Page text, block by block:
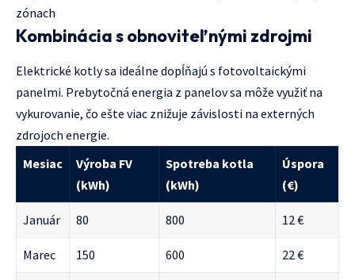
zónach
Kombinácia s obnoviteľnými zdrojmi
Elektrické kotly sa ideálne dopĺňajú s fotovoltaickými
panelmi. Prebytočná energia z panelov sa môže využiť na
vykurovanie, čo ešte viac znižuje závislosti na externých
zdrojoch energie.
Mesiac
Výroba FV
(kWh)
Spotreba kotla
(kWh)
Úspora
(€)
Január 80 800 12 €
Marec 150 600 22 €